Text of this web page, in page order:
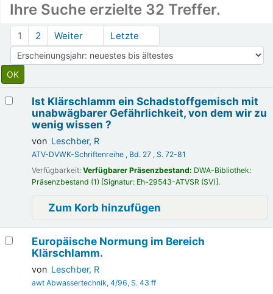
Ihre Suche erzielte 32 Treffer.
1 2 Weiter Letzte
Sortieren nach:
Ist Klärschlamm ein Schadstoffgemisch mit
unabwägbarer Gefährlichkeit, von dem wir zu
wenig wissen ?
von Leschber, R
ATV-DVWK-Schriftenreihe , Bd. 27 , S. 72-81
Verfügbarkeit: Verfügbarer Präsenzbestand: DWA-Bibliothek:
Präsenzbestand (1) Signatur: Eh-29543-ATVSR (SV) .
Zum Korb hinzufügen
Europäische Normung im Bereich
Klärschlamm.
von Leschber, R
awt Abwassertechnik, 4/96, S. 43 ff